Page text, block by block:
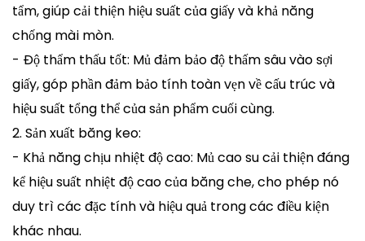
tẩm, giúp cải thiện hiệu suất của giấy và khả năng
chống mài mòn.
- Độ thẩm thấu tốt: Mủ đảm bảo độ thấm sâu vào sợi
giấy, góp phần đảm bảo tính toàn vẹn về cấu trúc và
hiệu suất tổng thể của sản phẩm cuối cùng.
2. Sản xuất băng keo:
- Khả năng chịu nhiệt độ cao: Mủ cao su cải thiện đáng
kể hiệu suất nhiệt độ cao của băng che, cho phép nó
duy trì các đặc tính và hiệu quả trong các điều kiện
khác nhau.